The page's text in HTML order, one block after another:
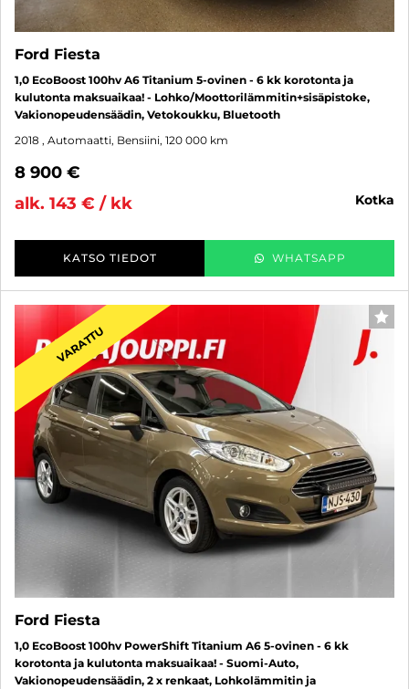
Ford Fiesta
1,0 EcoBoost 100hv A6 Titanium 5-ovinen - 6 kk korotonta ja
kulutonta maksuaikaa! - Lohko/Moottorilämmitin+sisäpistoke,
Vakionopeudensäädin, Vetokoukku, Bluetooth
2018 , Automaatti, Bensiini, 120 000 km
8 900 €
alk. 143 € / kk
kotka
KATSO TIEDOT WHATSAPP
VARATTU
Ford Fiesta
1,0 EcoBoost 100hv PowerShift Titanium A6 5-ovinen - 6 kk
korotonta ja kulutonta maksuaikaa! - Suomi-Auto,
Vakionopeudensäädin, 2 x renkaat, Lohkolämmitin ja